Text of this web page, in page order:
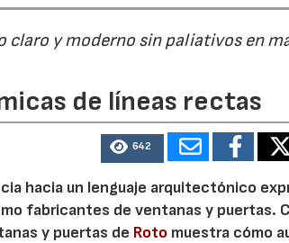
claro y moderno sin paliativos en
de líneas rectas
642
hacia un lenguaje arquitectónico
fabricantes de ventanas y puertas.
y puertas de Roto muestra cómo